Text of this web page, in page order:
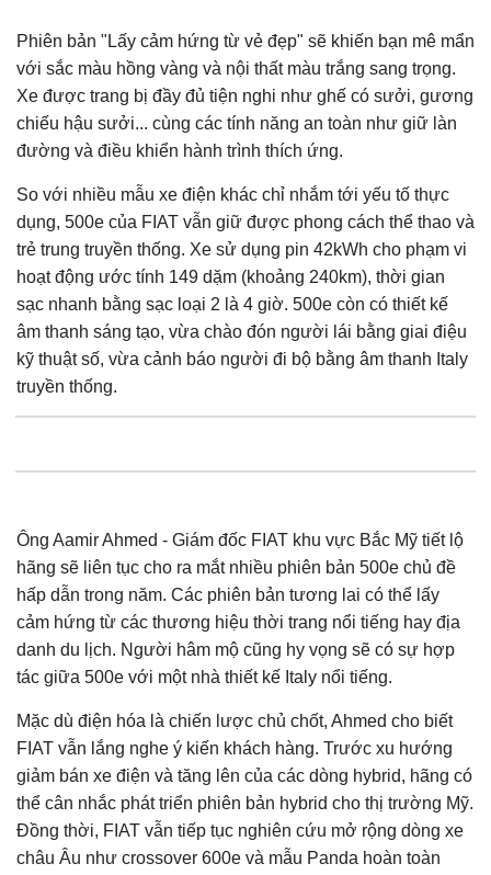
Phiên bản "Lấy cảm hứng từ vẻ đẹp" sẽ khiến bạn mê mẩn
với sắc màu hồng vàng và nội thất màu trắng sang trọng.
Xe được trang bị đầy đủ tiện nghi như ghế có sưởi, gương
chiếu hậu sưởi... cùng các tính năng an toàn như giữ làn
đường và điều khiển hành trình thích ứng.
So với nhiều mẫu xe điện khác chỉ nhắm tới yếu tố thực
dụng, 500e của FIAT vẫn giữ được phong cách thể thao và
trẻ trung truyền thống. Xe sử dụng pin 42kWh cho phạm vi
hoạt động ước tính 149 dặm (khoảng 240km), thời gian
sạc nhanh bằng sạc loại 2 là 4 giờ. 500e còn có thiết kế
âm thanh sáng tạo, vừa chào đón người lái bằng giai điệu
kỹ thuật số, vừa cảnh báo người đi bộ bằng âm thanh Italy
truyền thống.
Ông Aamir Ahmed - Giám đốc FIAT khu vực Bắc Mỹ tiết lộ
hãng sẽ liên tục cho ra mắt nhiều phiên bản 500e chủ đề
hấp dẫn trong năm. Các phiên bản tương lai có thể lấy
cảm hứng từ các thương hiệu thời trang nổi tiếng hay địa
danh du lịch. Người hâm mộ cũng hy vọng sẽ có sự hợp
tác giữa 500e với một nhà thiết kế Italy nổi tiếng.
Mặc dù điện hóa là chiến lược chủ chốt, Ahmed cho biết
FIAT vẫn lắng nghe ý kiến khách hàng. Trước xu hướng
giảm bán xe điện và tăng lên của các dòng hybrid, hãng có
thể cân nhắc phát triển phiên bản hybrid cho thị trường Mỹ.
Đồng thời, FIAT vẫn tiếp tục nghiên cứu mở rộng dòng xe
châu Âu như crossover 600e và mẫu Panda hoàn toàn